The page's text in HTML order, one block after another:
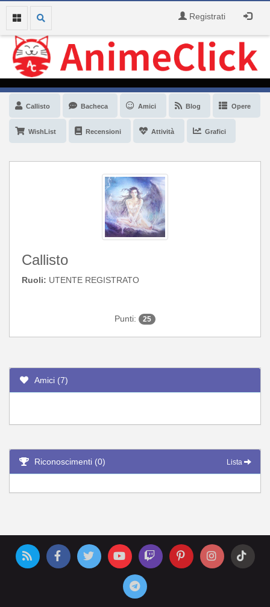
Registrati
Callisto Bacheca Amici Blog Opere
WishList Recensioni Attività Grafici
Callisto
Ruoli: UTENTE REGISTRATO
Punti: 25
Amici (7)
Riconoscimenti (0) Lista